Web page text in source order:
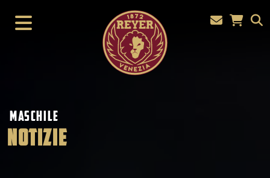
MASCHILE
NOTIZIE